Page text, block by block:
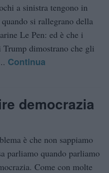
a sinistra tengono in
si rallegrano della
Le Pen: ed è che i
dimostrano che gli
Continua
democrazia
è che non sappiamo
parliamo quando parliamo
Come con molte